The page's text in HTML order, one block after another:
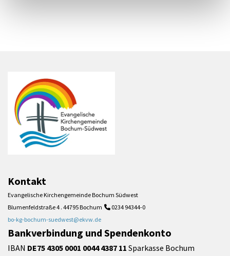
Kontakt
Evangelische Kirchengemeinde Bochum Südwest
Blumenfeldstraße 4 . 44795 Bochum  0234 94344-0
bo-kg-bochum-suedwest@ekvw.de
Bankverbindung und Spendenkonto
IBAN DE75 4305 0001 0044 4387 11 Sparkasse Bochum